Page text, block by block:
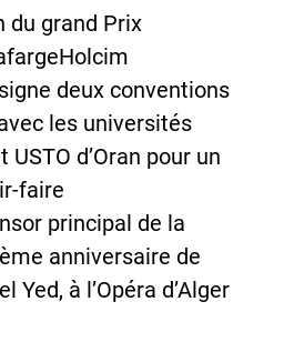
du grand Prix
deux conventions
les universités
USTO d’Oran pour un
faire
principal de la
anniversaire de
Yed, à l’Opéra d’Alger